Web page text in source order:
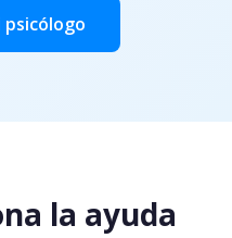
psicólogo
la ayuda